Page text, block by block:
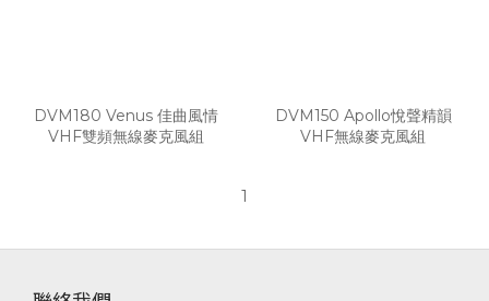
DVM180 Venus 佳曲風情
VHF雙頻無線麥克風組
DVM150 Apollo悅聲精韻
VHF無線麥克風組
1